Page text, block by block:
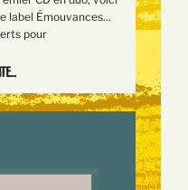
label Émouvances...
pour